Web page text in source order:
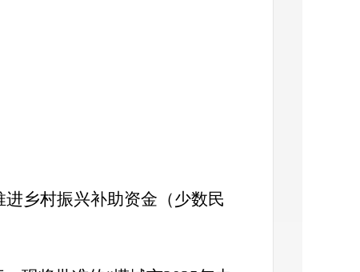
乡村振兴补助资金（少数民